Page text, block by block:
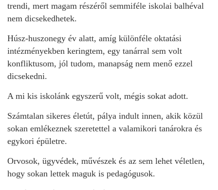
trendi, mert magam részéről semmiféle iskolai balhéval
nem dicsekedhetek.
Húsz-huszonegy év alatt, amíg különféle oktatási
intézményekben keringtem, egy tanárral sem volt
konfliktusom, jól tudom, manapság nem menő ezzel
dicsekedni.
A mi kis iskolánk egyszerű volt, mégis sokat adott.
Számtalan sikeres életút, pálya indult innen, akik közül
sokan emlékeznek szeretettel a valamikori tanárokra és
egykori épületre.
Orvosok, ügyvédek, művészek és az sem lehet véletlen,
hogy sokan lettek maguk is pedagógusok.